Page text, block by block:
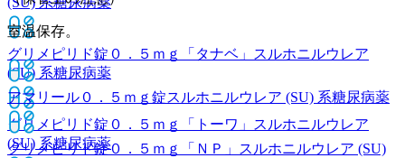
グリメピリド錠０．５ｍｇ「タナベ」
スルホニルウレア
(SU) 系糖尿病薬
グリメピリド錠０．５ｍｇ「トーワ」
スルホニルウレア
(SU) 系糖尿病薬
室温保存。
アマリール０．５ｍｇ錠スルホニルウレア (SU) 系糖尿病薬
グリメピリド錠０．５ｍｇ「ＮＰ」
スルホニルウレア (SU)